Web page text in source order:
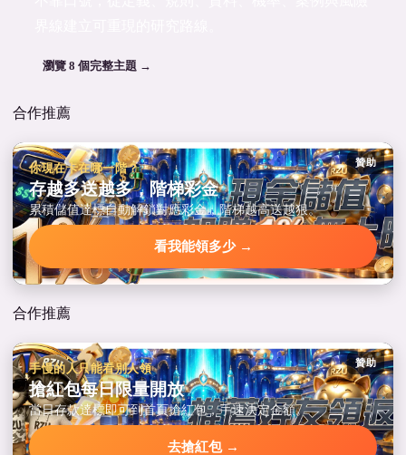
瀏覽 8 個完整主題 →
合作推薦
贊助
你現在卡在哪一階？
存越多送越多，階梯彩金
累積儲值達標自動解鎖對應彩金，階梯越高送越狠。
看我能領多少 →
合作推薦
贊助
手慢的人只能看別人領
搶紅包每日限量開放
當日存款達標即可到首頁搶紅包，手速決定金額。
去搶紅包 →